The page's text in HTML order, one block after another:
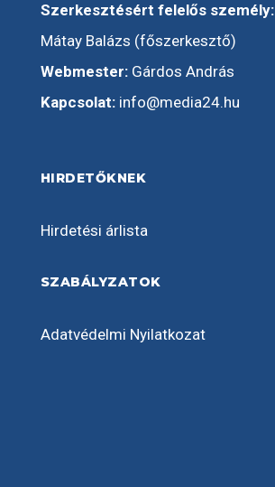
Szerkesztésért felelős személy:
Mátay Balázs (főszerkesztő)
Webmester:Gárdos András
Kapcsolat: info@media24.hu
HIRDETŐKNEK
Hirdetési árlista
SZABÁLYZATOK
Adatvédelmi Nyilatkozat